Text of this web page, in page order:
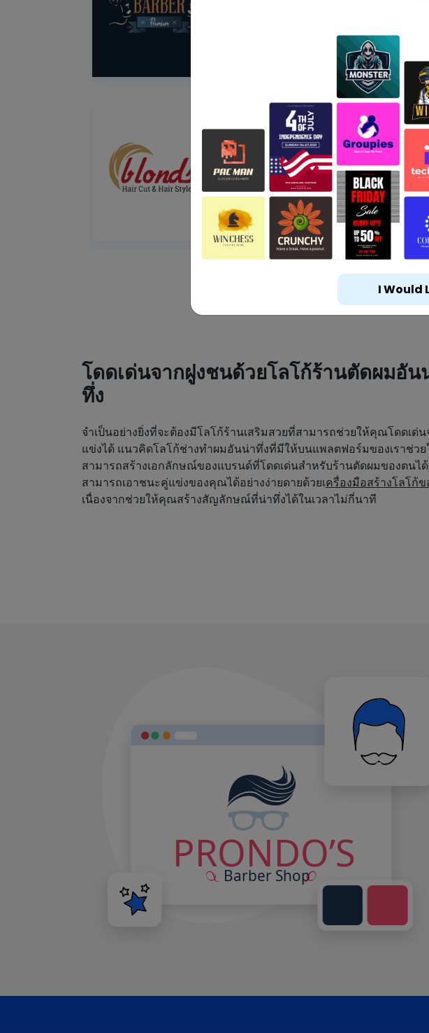
โดดเด่นจากฝูงชนด้วยโลโก้ร้านตัดผมอัน
ทึ่ง
จำเป็นอย่างยิ่งที่จะต้องมีโลโก้ร้านเสริมสวยที่สามารถช่วยให้คุณโดดเด่น
แข่งได้ แนวคิดโลโก้ช่างทำผมอันน่าทึ่งที่มีให้บนแพลตฟอร์มของเราช่วย
สามารถสร้างเอกลักษณ์ของแบรนด์ที่โดดเด่นสำหรับร้านตัดผมของตนไ
สามารถเอาชนะคู่แข่งของคุณได้อย่างง่ายดายด้วยเครื่องมือสร้างโลโก้ข
เนื่องจากช่วยให้คุณสร้างสัญลักษณ์ที่น่าทึ่งได้ในเวลาไม่กี่นาที
I Would